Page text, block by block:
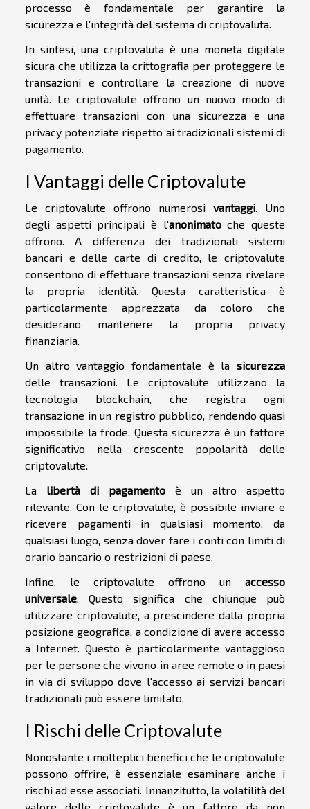
processo è fondamentale per garantire la
sicurezza e l'integrità del sistema di criptovaluta.
In sintesi, una criptovaluta è una moneta digitale
sicura che utilizza la crittografia per proteggere le
transazioni e controllare la creazione di nuove
unità. Le criptovalute offrono un nuovo modo di
effettuare transazioni con una sicurezza e una
privacy potenziate rispetto ai tradizionali sistemi di
pagamento.
I Vantaggi delle Criptovalute
Le criptovalute offrono numerosi vantaggi. Uno
degli aspetti principali è l'anonimatoche queste
offrono. A differenza dei tradizionali sistemi
bancari e delle carte di credito, le criptovalute
consentono di effettuare transazioni senza rivelare
la propria identità. Questa caratteristica è
particolarmente apprezzata da coloro che
desiderano mantenere la propria privacy
finanziaria.
Un altro vantaggio fondamentale è la sicurezza
delle transazioni. Le criptovalute utilizzano la
tecnologia blockchain, che registra ogni
transazione in un registro pubblico, rendendo quasi
impossibile la frode. Questa sicurezza è un fattore
significativo nella crescente popolarità delle
criptovalute.
La libertà di pagamento è un altro aspetto
rilevante. Con le criptovalute, è possibile inviare e
ricevere pagamenti in qualsiasi momento, da
qualsiasi luogo, senza dover fare i conti con limiti di
orario bancario o restrizioni di paese.
Infine, le criptovalute offrono un accesso
universale. Questo significa che chiunque può
utilizzare criptovalute, a prescindere dalla propria
posizione geografica, a condizione di avere accesso
a Internet. Questo è particolarmente vantaggioso
per le persone che vivono in aree remote o in paesi
in via di sviluppo dove l'accesso ai servizi bancari
tradizionali può essere limitato.
I Rischi delle Criptovalute
Nonostante i molteplici benefici che le criptovalute
possono offrire, è essenziale esaminare anche i
rischi ad esse associati. Innanzitutto, la volatilità del